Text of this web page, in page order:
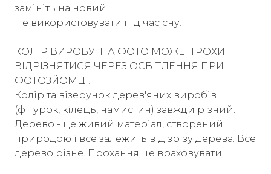
замініть на новий!
Не використовувати під час сну!
КОЛІР ВИРОБУ НА ФОТО МОЖЕ ТРОХИ
ВІДРІЗНЯТИСЯ ЧЕРЕЗ ОСВІТЛЕННЯ ПРИ
ФОТОЗЙОМЦІ!
Колір та візерунок дерев'яних виробів
(фігурок, кілець, намистин) завжди різний.
Дерево - це живий матеріал, створений
природою і все залежить від зрізу дерева. Все
дерево різне. Прохання це враховувати.